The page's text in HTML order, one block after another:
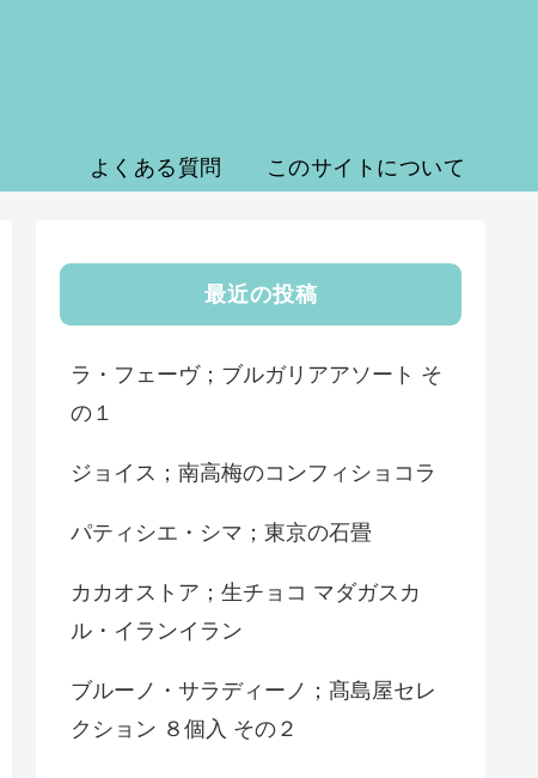
よくある質問 このサイトについて
最近の投稿
ラ・フェーヴ；ブルガリアアソート そ
の１
ジョイス；南高梅のコンフィショコラ
パティシエ・シマ；東京の石畳
カカオストア；生チョコ マダガスカ
ル・イランイラン
ブルーノ・サラディーノ；髙島屋セレ
クション ８個入 その２